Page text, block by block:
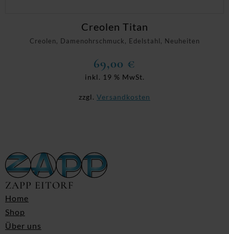
Creolen, Damenohrschmuck, Edelstahl, Neuheiten
Creolen Titan
69,00 €
inkl. 19 % MwSt.
zzgl. Versandkosten
ZAPP EITORF
Home
Shop
Über uns